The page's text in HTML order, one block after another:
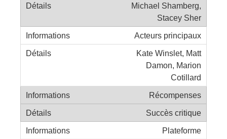
Michael Shamberg,
Stacey Sher
Acteurs principaux
Kate Winslet, Matt
Damon, Marion
Cotillard
Récompenses
Succès critique
Plateforme